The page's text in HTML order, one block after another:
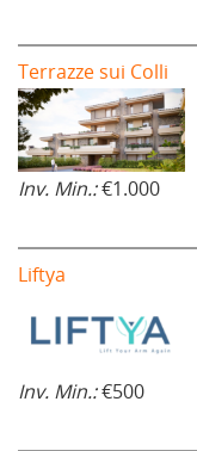
Terrazze sui Colli
Inv. Min.:€1.000
Liftya
Inv. Min.:€500